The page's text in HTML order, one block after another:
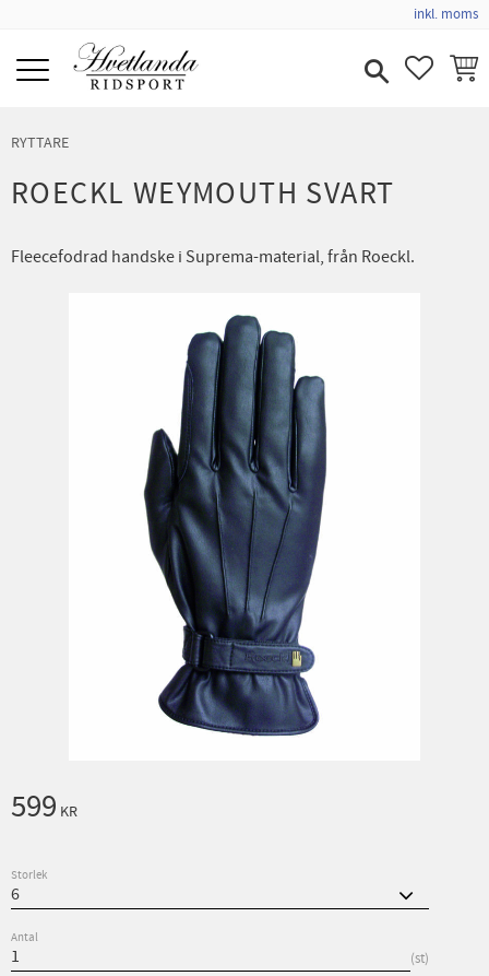
inkl. moms
RYTTARE
ROECKL WEYMOUTH SVART
Fleecefodrad handske i Suprema-material, från Roeckl.
599 KR
Storlek
Antal
st